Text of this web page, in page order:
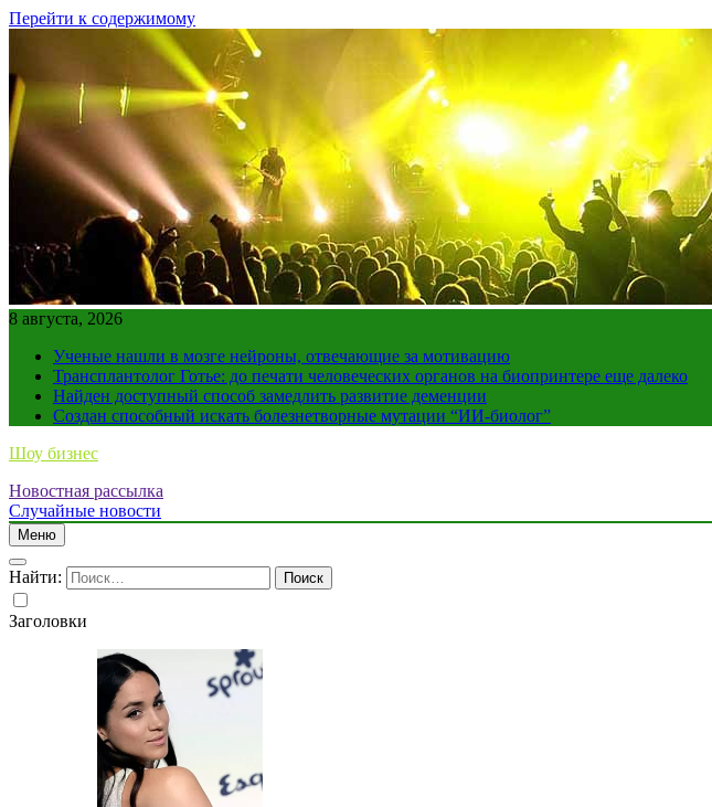
Перейти к содержимому
8 августа, 2026
Ученые нашли в мозге нейроны, отвечающие за мотивацию
Трансплантолог Готье: до печати человеческих органов на биопринтере еще далеко
Найден доступный способ замедлить развитие деменции
Создан способный искать болезнетворные мутации “ИИ-биолог”
Шоу бизнес
Новостная рассылка
Случайные новости
Меню
Найти:
Заголовки